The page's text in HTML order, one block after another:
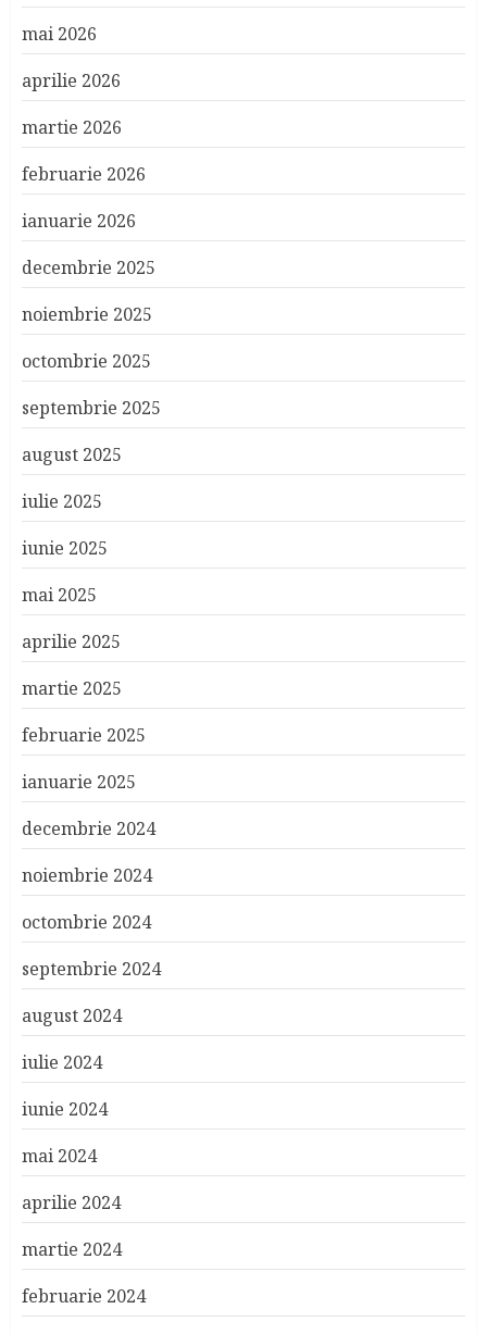
mai 2026
aprilie 2026
martie 2026
februarie 2026
ianuarie 2026
decembrie 2025
noiembrie 2025
octombrie 2025
septembrie 2025
august 2025
iulie 2025
iunie 2025
mai 2025
aprilie 2025
martie 2025
februarie 2025
ianuarie 2025
decembrie 2024
noiembrie 2024
octombrie 2024
septembrie 2024
august 2024
iulie 2024
iunie 2024
mai 2024
aprilie 2024
martie 2024
februarie 2024